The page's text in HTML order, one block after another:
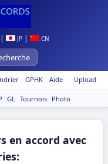
| JP| CN
Upload
GPHK Aide
GL Tournois Photo
en accord avec